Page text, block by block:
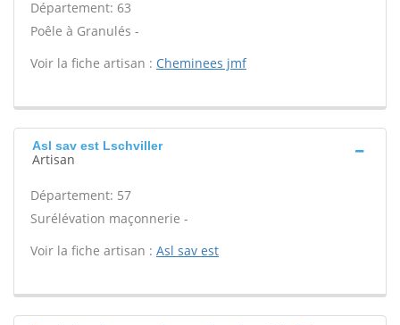
Département: 63
Poêle à Granulés -
Voir la fiche artisan : Cheminees jmf
Asl sav est Lschviller
Artisan
Département: 57
Surélévation maçonnerie -
Voir la fiche artisan : Asl sav est